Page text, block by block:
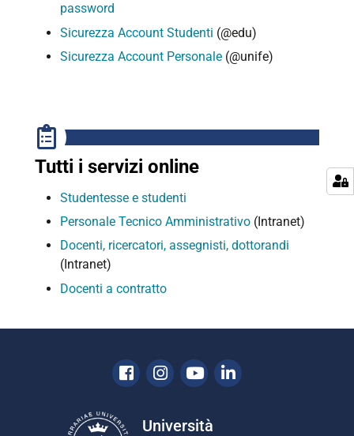
password
Sicurezza Account Studenti (@edu)
Sicurezza Account Personale (@unife)
Tutti i servizi online
Studentesse e studenti
Personale Tecnico Amministrativo (Intranet)
Docenti, ricercatori, assegnisti, dottorandi
(Intranet)
Docenti a contratto
Facebook
Instagram
YoutubeLinkedin
Università